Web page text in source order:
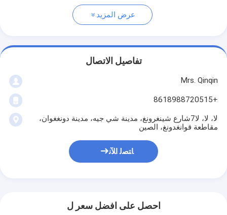
عرض المزيد
تفاصيل الاتصال
Mrs. Qinqin
+8618988720515
لا، لا، لا7شارع شينغرونغ، مدينة شي جيه، مدينة دونغغوان،
مقاطعة قوانغدونغ، الصين
ﺎﺘﺼﻟ ﺍﻶﻧ
احصل على افضل سعر ل